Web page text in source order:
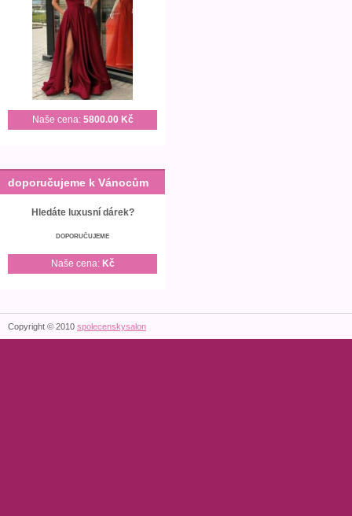
Naše cena: 5800.00 Kč
doporučujeme k Vánocům
Hledáte luxusní dárek?
DOPORUČUJEME
Naše cena: Kč
Copyright © 2010 spolecenskysalon